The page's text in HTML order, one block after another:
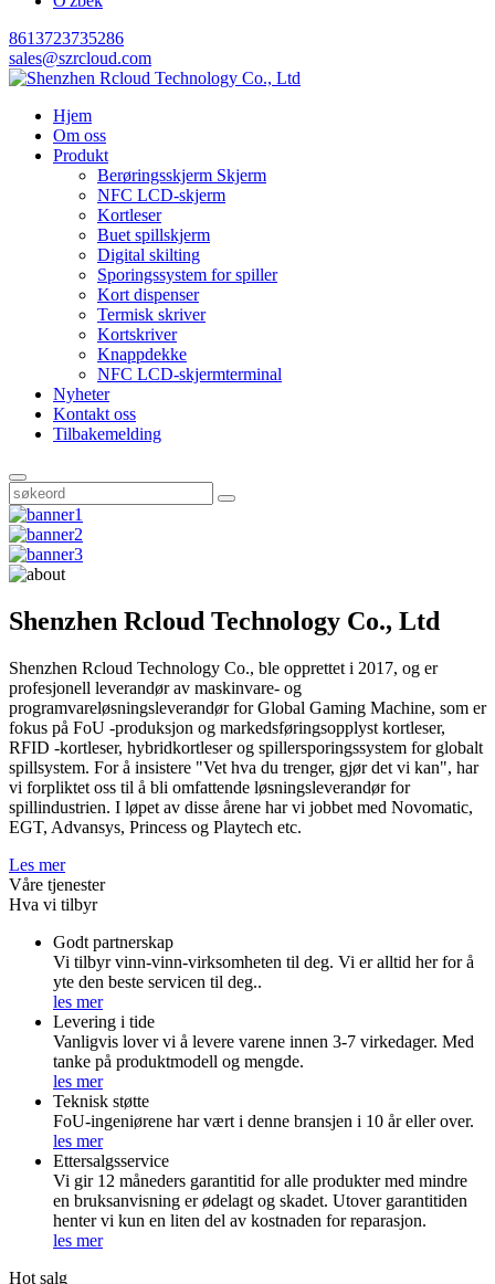
8613723735286
sales@szrcloud.com
Hjem
Om oss
Produkt
Berøringsskjerm Skjerm
NFC LCD-skjerm
Kortleser
Buet spillskjerm
Digital skilting
Sporingssystem for spiller
Kort dispenser
Termisk skriver
Kortskriver
Knappdekke
NFC LCD-skjermterminal
Nyheter
Kontakt oss
Tilbakemelding
Shenzhen Rcloud Technology Co., Ltd
Shenzhen Rcloud Technology Co., ble opprettet i 2017, og er
profesjonell leverandør av maskinvare- og
programvareløsningsleverandør for Global Gaming Machine, som er
fokus på FoU -produksjon og markedsføringsopplyst kortleser,
RFID -kortleser, hybridkortleser og spillersporingssystem for globalt
spillsystem. For å insistere "Vet hva du trenger, gjør det vi kan", har
vi forpliktet oss til å bli omfattende løsningsleverandør for
spillindustrien. I løpet av disse årene har vi jobbet med Novomatic,
EGT, Advansys, Princess og Playtech etc.
Les mer
Våre tjenester
Hva vi tilbyr
Godt partnerskap
Vi tilbyr vinn-vinn-virksomheten til deg. Vi er alltid her for å
yte den beste servicen til deg..
les mer
Levering i tide
Vanligvis lover vi å levere varene innen 3-7 virkedager. Med
tanke på produktmodell og mengde.
les mer
Teknisk støtte
FoU-ingeniørene har vært i denne bransjen i 10 år eller over.
les mer
Ettersalgsservice
Vi gir 12 måneders garantitid for alle produkter med mindre
en bruksanvisning er ødelagt og skadet. Utover garantitiden
henter vi kun en liten del av kostnaden for reparasjon.
les mer
Hot salg